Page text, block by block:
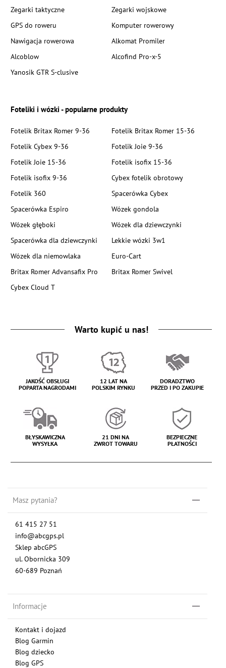
Zegarki taktyczne
Zegarki wojskowe
GPS do roweru
Komputer rowerowy
Nawigacja rowerowa
Alkomat Promiler
Alcoblow
Alcofind Pro-x-5
Yanosik GTR S-clusive
Foteliki i wózki - popularne produkty
Fotelik Britax Romer 9-36
Fotelik Britax Romer 15-36
Fotelik Cybex 9-36
Fotelik Joie 9-36
Fotelik Joie 15-36
Fotelik isofix 15-36
Fotelik isofix 9-36
Cybex fotelik obrotowy
Fotelik 360
Spacerówka Cybex
Spacerówka Espiro
Wózek gondola
Wózek głęboki
Wózek dla dziewczynki
Spacerówka dla dziewczynki
Lekkie wózki 3w1
Wózek dla niemowlaka
Euro-Cart
Britax Romer Advansafix Pro
Britax Romer Swivel
Cybex Cloud T
Warto kupić u nas!
JAKOŚĆ OBSŁUGI
POPARTA NAGRODAMI
12 LAT NA
POLSKIM RYNKU
DORADZTWO
PRZED I PO ZAKUPIE
BŁYSKAWICZNA
WYSYŁKA
21 DNI NA
ZWROT TOWARU
BEZPIECZNE
PŁATNOŚCI
Masz pytania?
61 415 27 51
info@abcgps.pl
Sklep abcGPS
ul. Obornicka 309
60-689 Poznań
Informacje
Kontakt i dojazd
Blog Garmin
Blog dziecko
Blog GPS